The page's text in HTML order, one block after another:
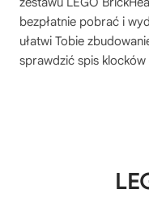
bezpłatnie pobrać i
ułatwi Tobie
sprawdzić spis